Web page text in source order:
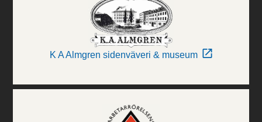
K A Almgren sidenväveri & museum